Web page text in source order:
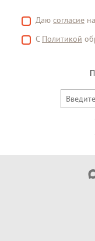
Даю согласие
С Политикой